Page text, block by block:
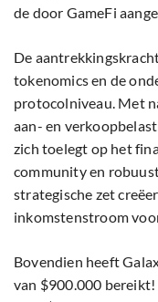
de door GameFi
De
tokenomics en de
protocolniveau. Met
aan- en
zich toelegt op het
community en
strategische zet
inkomstenstroom
Bovendien heeft
van $900.000